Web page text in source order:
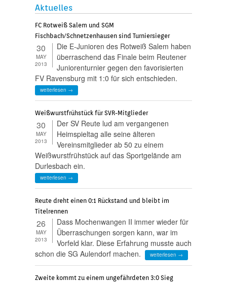
Aktuelles
FC Rotweiß Salem und SGM
Fischbach/Schnetzenhausen sind Turniersieger
30
MAY
2013
Die E-Junioren des Rotweiß Salem haben
überraschend das Finale beim Reutener
Juniorenturnier gegen den favorisierten
FV Ravensburg mit 1:0 für sich entschieden.
weiterlesen →
Weißwurstfrühstück für SVR-Mitglieder
30
MAY
2013
Der SV Reute lud am vergangenen
Heimspieltag alle seine älteren
Vereinsmitglieder ab 50 zu einem
Weißwurstfrühstück auf das Sportgelände am
Durlesbach ein.
weiterlesen →
Reute dreht einen 0:1 Rückstand und bleibt im
Titelrennen
26
MAY
2013
Dass Mochenwangen II immer wieder für
Überraschungen sorgen kann, war im
Vorfeld klar. Diese Erfahrung musste auch
schon die SG Aulendorf machen.
weiterlesen →
Zweite kommt zu einem ungefährdeten 3:0 Sieg